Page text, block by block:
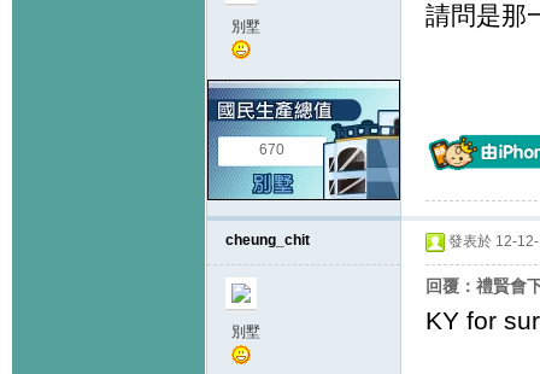
別墅
670
請問是那
cheung_chit
別墅
發表於 12-
回覆：禮賢會
KY for